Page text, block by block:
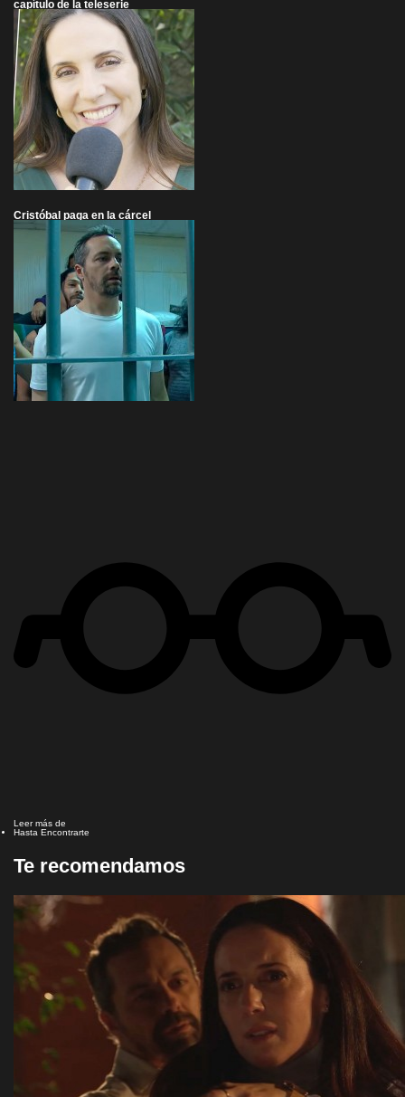
capítulo de la teleserie
Cristóbal paga en la cárcel
Leer más de
Hasta Encontrarte
Te recomendamos